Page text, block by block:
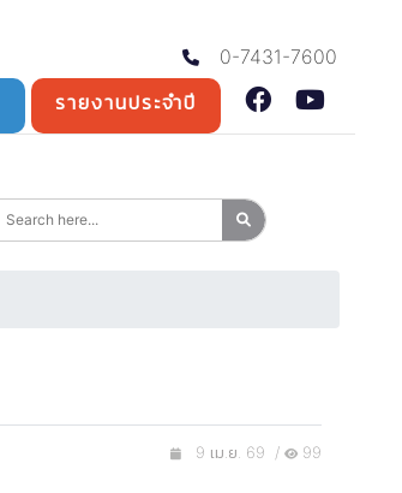
0-7431-7600
รายงานประจำปี
9 เม.ย. 69 / 99